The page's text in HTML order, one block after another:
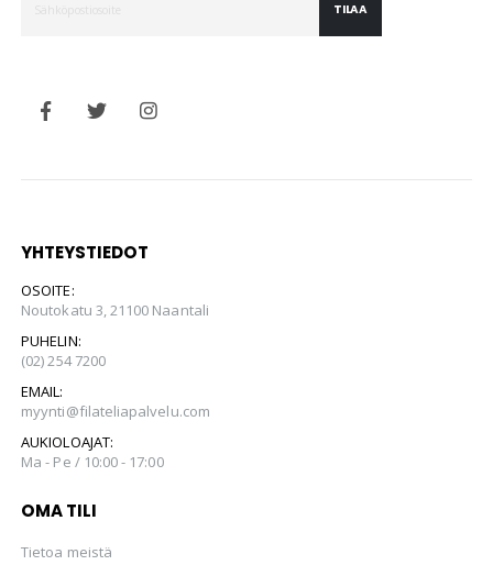
TILAA
YHTEYSTIEDOT
OSOITE:
Noutokatu 3, 21100 Naantali
PUHELIN:
(02) 254 7200
EMAIL:
myynti@filateliapalvelu.com
AUKIOLOAJAT:
Ma - Pe / 10:00 - 17:00
OMA TILI
Tietoa meistä